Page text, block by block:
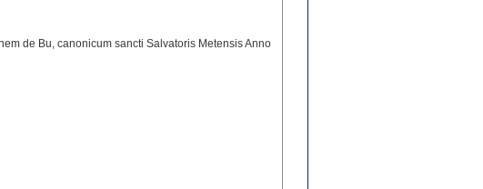
de Bu, canonicum sancti Salvatoris Metensis Anno